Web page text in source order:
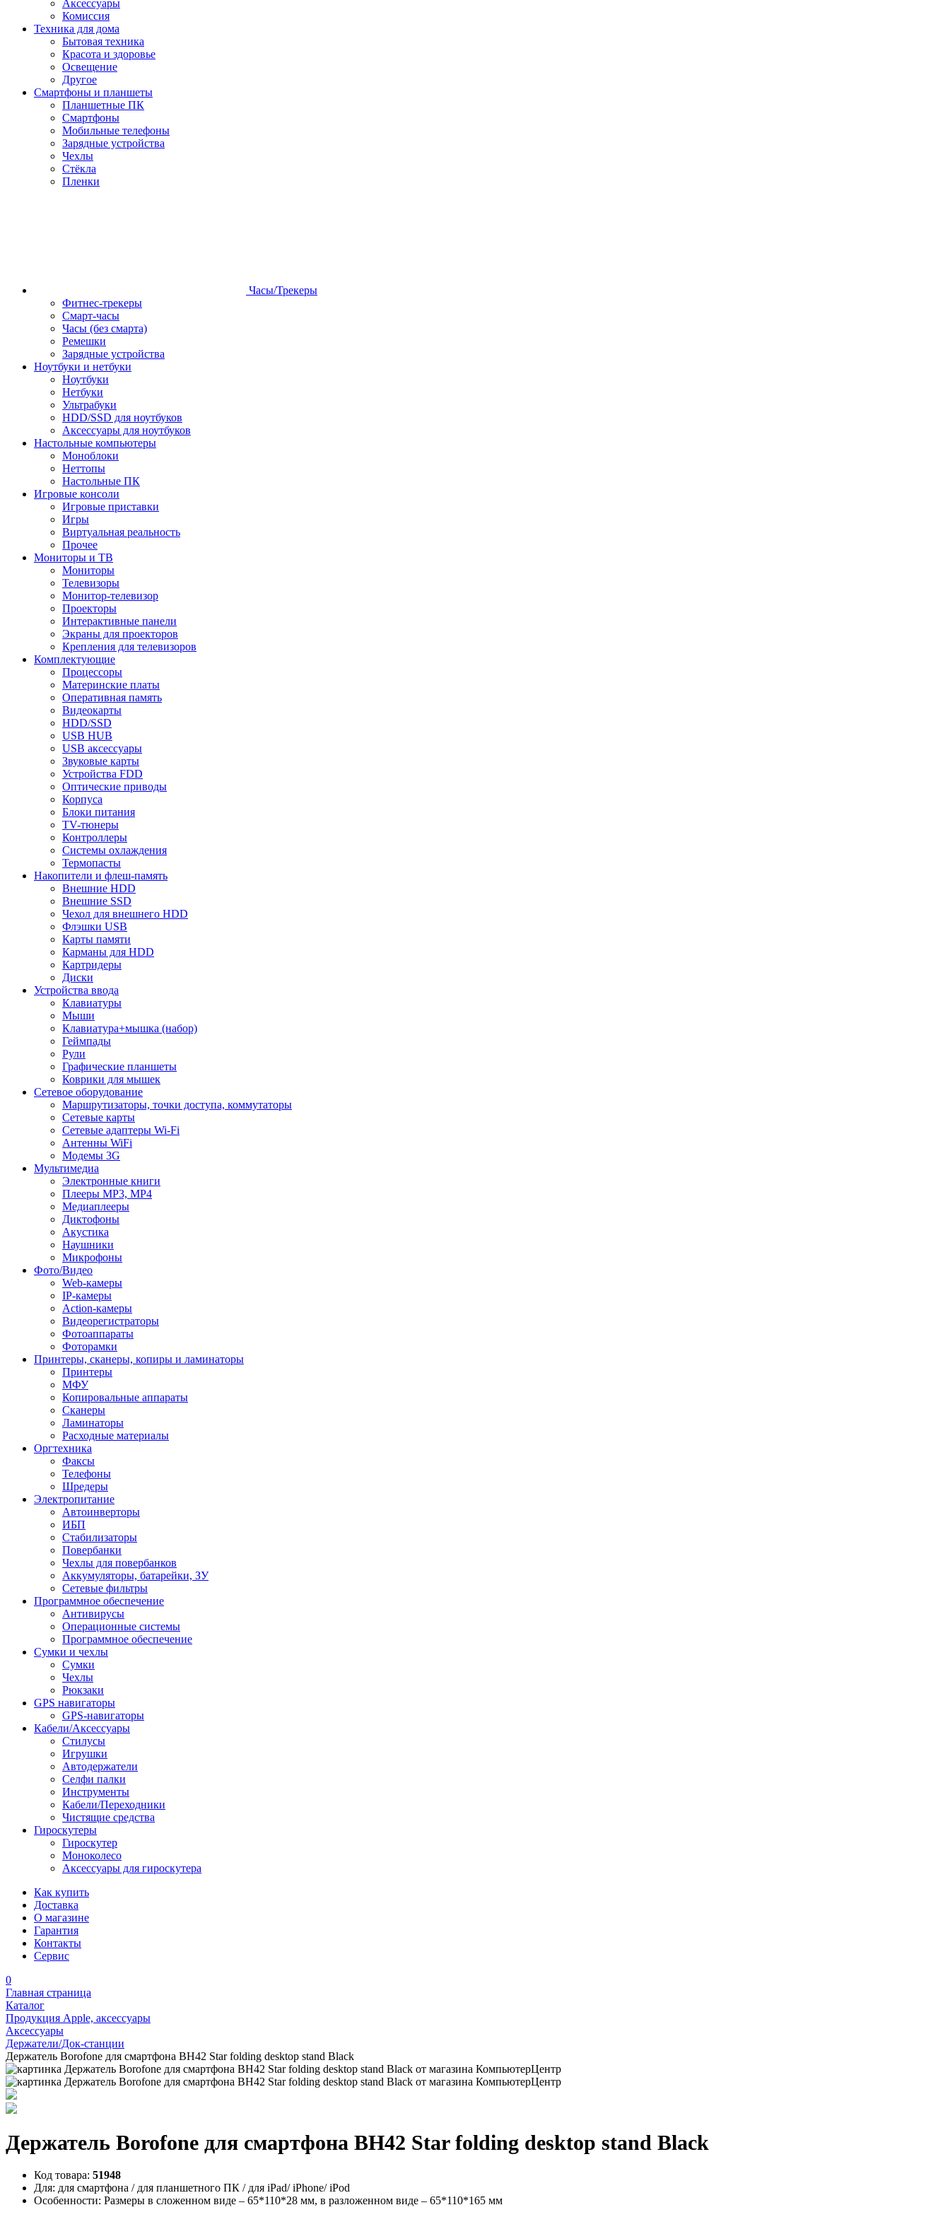
Аксессуары
Комиссия
Техника для дома
Бытовая техника
Красота и здоровье
Освещение
Другое
Смартфоны и планшеты
Планшетные ПК
Смартфоны
Мобильные телефоны
Зарядные устройства
Чехлы
Стёкла
Пленки
Часы/Трекеры
Фитнес-трекеры
Смарт-часы
Часы (без смарта)
Ремешки
Зарядные устройства
Ноутбуки и нетбуки
Ноутбуки
Нетбуки
Ультрабуки
HDD/SSD для ноутбуков
Аксессуары для ноутбуков
Настольные компьютеры
Моноблоки
Неттопы
Настольные ПК
Игровые консоли
Игровые приставки
Игры
Виртуальная реальность
Прочее
Мониторы и ТВ
Мониторы
Телевизоры
Монитор-телевизор
Проекторы
Интерактивные панели
Экраны для проекторов
Крепления для телевизоров
Комплектующие
Процессоры
Материнские платы
Оперативная память
Видеокарты
HDD/SSD
USB HUB
USB аксессуары
Звуковые карты
Устройства FDD
Оптические приводы
Корпуса
Блоки питания
TV-тюнеры
Контроллеры
Системы охлаждения
Термопасты
Накопители и флеш-память
Внешние HDD
Внешние SSD
Чехол для внешнего HDD
Флэшки USB
Карты памяти
Карманы для HDD
Картридеры
Диски
Устройства ввода
Клавиатуры
Мыши
Клавиатура+мышка (набор)
Геймпады
Рули
Графические планшеты
Коврики для мышек
Сетевое оборудование
Маршрутизаторы, точки доступа, коммутаторы
Сетевые карты
Сетевые адаптеры Wi-Fi
Антенны WiFi
Модемы 3G
Мультимедиа
Электронные книги
Плееры MP3, MP4
Медиаплееры
Диктофоны
Акустика
Наушники
Микрофоны
Фото/Видео
Web-камеры
IP-камеры
Action-камеры
Видеорегистраторы
Фотоаппараты
Фоторамки
Принтеры, сканеры, копиры и ламинаторы
Принтеры
МФУ
Копировальные аппараты
Сканеры
Ламинаторы
Расходные материалы
Оргтехника
Факсы
Телефоны
Шредеры
Электропитание
Автоинверторы
ИБП
Стабилизаторы
Повербанки
Чехлы для повербанков
Аккумуляторы, батарейки, ЗУ
Сетевые фильтры
Программное обеспечение
Антивирусы
Операционные системы
Программное обеспечение
Сумки и чехлы
Сумки
Чехлы
Рюкзаки
GPS навигаторы
GPS-навигаторы
Кабели/Аксессуары
Стилусы
Игрушки
Автодержатели
Селфи палки
Инструменты
Кабели/Переходники
Чистящие средства
Гироскутеры
Гироскутер
Моноколесо
Аксессуары для гироскутера
Как купить
Доставка
О магазине
Гарантия
Контакты
Сервис
0
Главная страница
Каталог
Продукция Apple, аксессуары
Аксессуары
Держатели/Док-станции
Держатель Borofone для смартфона BH42 Star folding desktop stand Black
Держатель Borofone для смартфона BH42 Star folding desktop stand Black
Код товара: 51948
Для: для смартфона / для планшетного ПК / для iPad/ iPhone/ iPod
Особенности: Размеры в сложенном виде – 65*110*28 мм, в разложенном виде – 65*110*165 мм